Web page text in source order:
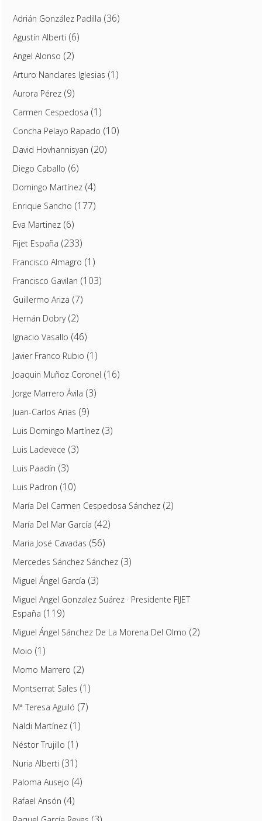
Adrián González Padilla (36)
Agustín Alberti (6)
Angel Alonso (2)
Arturo Nanclares Iglesias (1)
Aurora Pérez(9)
Carmen Cespedosa (1)
Concha Pelayo Rapado (10)
David Hovhannisyan (20)
Diego Caballo (6)
Domingo Martínez(4)
Enrique Sancho (177)
Eva Martinez(6)
Fijet España (233)
Francisco Almagro (1)
Francisco Gavilan (103)
Guillermo Ariza (7)
Hernán Dobry(2)
Ignacio Vasallo (46)
Javier Franco Rubio (1)
Joaquin Muñoz Coronel (16)
Jorge Marrero Ávila (3)
Juan-Carlos Arias (9)
Luis Domingo Martínez(3)
Luis Ladevece (3)
Luis Paadín (3)
Luis Padron (10)
María Del Carmen Cespedosa Sánchez(2)
María Del Mar García (42)
Maria José Cavadas (56)
Mercedes Sánchez Sánchez(3)
Miguel Ángel García (3)
Miguel Angel Gonzalez Suárez · Presidente FIJET
España (119)
Miguel Ángel Sánchez De La Morena Del Olmo (2)
Moio (1)
Momo Marrero (2)
Montserrat Sales (1)
Mª Teresa Aguiló (7)
Naldi Martínez(1)
Néstor Trujillo (1)
Nuria Alberti (31)
Paloma Ausejo (4)
Rafael Ansón (4)